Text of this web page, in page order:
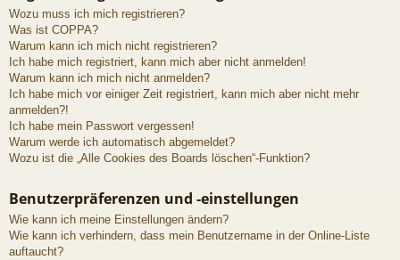
Wozu muss ich mich registrieren?
Was ist COPPA?
Warum kann ich mich nicht registrieren?
Ich habe mich registriert, kann mich aber nicht anmelden!
Warum kann ich mich nicht anmelden?
Ich habe mich vor einiger Zeit registriert, kann mich aber nicht mehr
anmelden?!
Ich habe mein Passwort vergessen!
Warum werde ich automatisch abgemeldet?
Wozu ist die „Alle Cookies des Boards löschen“-Funktion?
Benutzerpräferenzen und -einstellungen
Wie kann ich meine Einstellungen ändern?
Wie kann ich verhindern, dass mein Benutzername in der Online-Liste
auftaucht?